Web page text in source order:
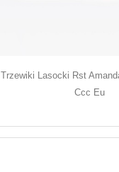
Trzewiki Lasocki Rst
Ccc Eu